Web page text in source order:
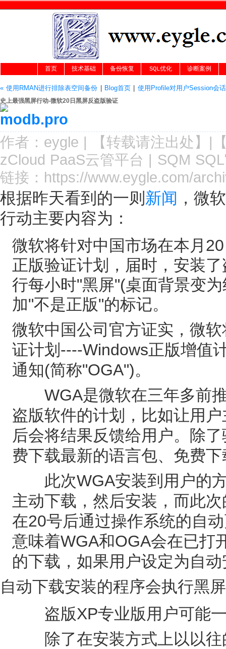
首页 技术基础 备份恢复 SQL优化 诊断案例
« 使用RMAN进行排除表空间备份 Blog首页| 使用Profile对用户Session会
史上最强黑屏行动-微软20日黑屏反盗版验证
作者： eygle | 【转载请注出处 】|
zCloud PaaS云管平台 | SQM
链接： https://www.eygle.com/
根据昨天看到的一则 新闻 ，微
行动主要内容为：
微软将针对中国市场在本月
正版验证计划，届时，安装
行每小时"黑屏"(桌面背景变
加"不是正版"的标记。
微软中国公司官方证实，微
证计划----Windows正版增值
通知(简称"OGA")。
WGA是微软在三年多前推
盗版软件的计划，比如让用
后会将结果反馈给用户。除
费下载最新的语言包、免费
此次WGA安装到用户的方
主动下载，然后安装，而此
在20号后通过操作系统的自
意味着WGA和OGA会在已打
的下载，如果用户设定为自
自动下载安装的程序会执行黑
盗版XP专业版用户可能一
除了在安装方式上以以往